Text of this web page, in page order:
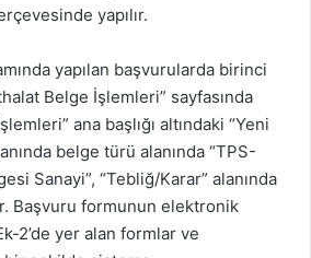
yapılır.
yapılan başvurularda birinci
Belge İşlemleri” sayfasında
ana başlığı altındaki “Yeni
belge türü alanında “TPS-
Sanayi”, “Tebliğ/Karar” alanında
Başvuru formunun elektronik
2’de yer alan formlar ve